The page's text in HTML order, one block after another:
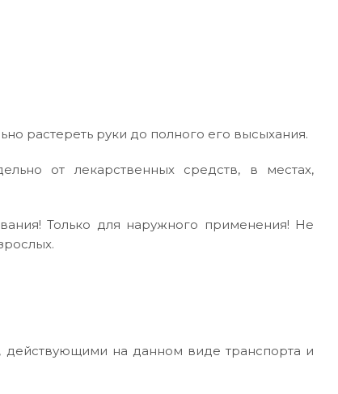
растереть руки до полного его высыхания.
от лекарственных средств, в местах,
Только для наружного применения! Не
на данном виде транспорта и